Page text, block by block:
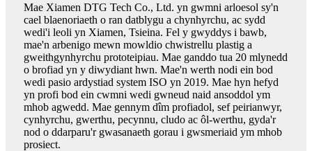
Mae Xiamen DTG Tech Co., Ltd. yn gwmni arloesol sy'n
cael blaenoriaeth o ran datblygu a chynhyrchu, ac sydd
wedi'i leoli yn Xiamen, Tsieina. Fel y gwyddys i bawb,
mae'n arbenigo mewn mowldio chwistrellu plastig a
gweithgynhyrchu prototeipiau. Mae ganddo tua 20 mlynedd
o brofiad yn y diwydiant hwn. Mae'n werth nodi ein bod
wedi pasio ardystiad system ISO yn 2019. Mae hyn hefyd
yn profi bod ein cwmni wedi gwneud naid ansoddol ym
mhob agwedd. Mae gennym dîm profiadol, sef peirianwyr,
cynhyrchu, gwerthu, pecynnu, cludo ac ôl-werthu, gyda'r
nod o ddarparu'r gwasanaeth gorau i gwsmeriaid ym mhob
prosiect.